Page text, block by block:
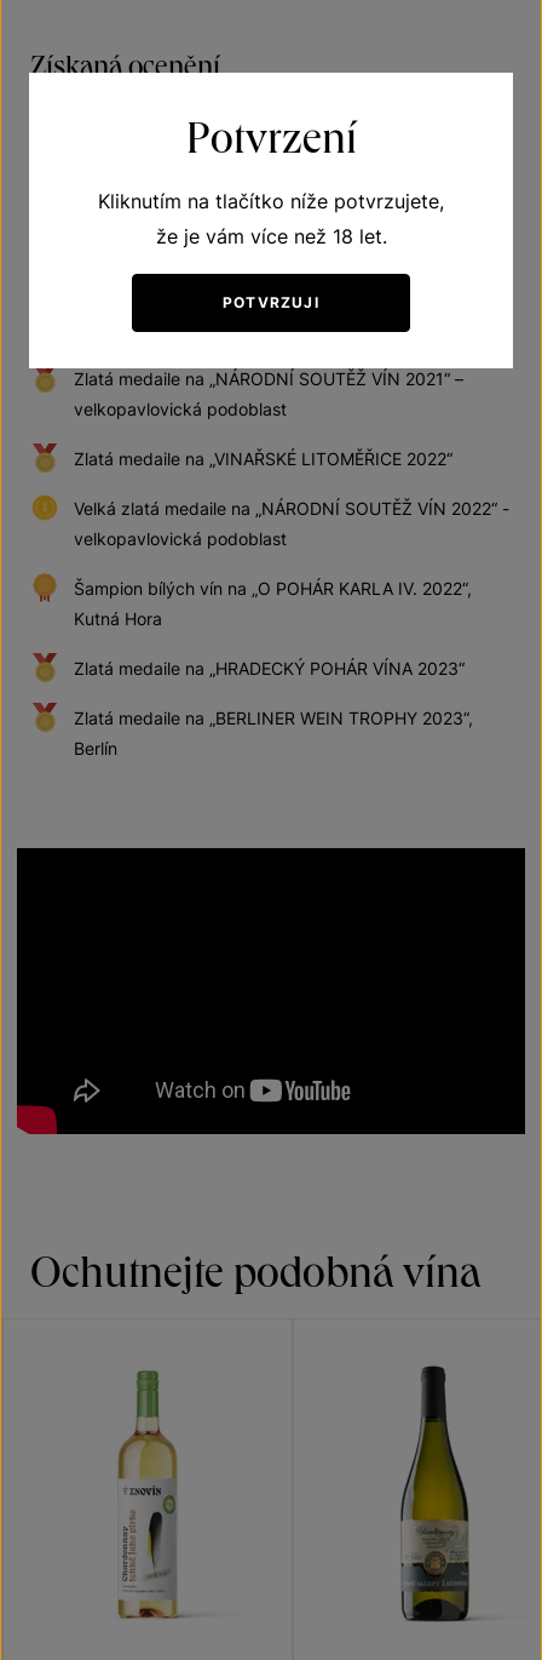
Získaná ocenění
Zlatá medaile na „NÁRODNÍ SOUTĚŽ VÍN 2019" –
velkopavlovická podoblast
Stříbrná medaile na „SALON VÍN ČR“ pro rok 2021
Bronzová medaile na „GREAT AMERICAN IWC 2021“
New York, USA
Stříbrná medaile na „VINO BOJNICE 2021“, Slovensko
Zlatá medaile na „NÁRODNÍ SOUTĚŽ VÍN 2021“ –
velkopavlovická podoblast
Zlatá medaile na „VINAŘSKÉ LITOMĚŘICE 2022“
Velká zlatá medaile na „NÁRODNÍ SOUTĚŽ VÍN 2022“ -
velkopavlovická podoblast
Šampion bílých vín na „O POHÁR KARLA IV. 2022“,
Kutná Hora
Zlatá medaile na „HRADECKÝ POHÁR VÍNA 2023“
Zlatá medaile na „BERLINER WEIN TROPHY 2023“,
Berlín
Ochutnejte podobná vína
Potvrzení
Kliknutím na tlačítko níže potvrzujete,
že je vám více než 18 let.
POTVRZUJI